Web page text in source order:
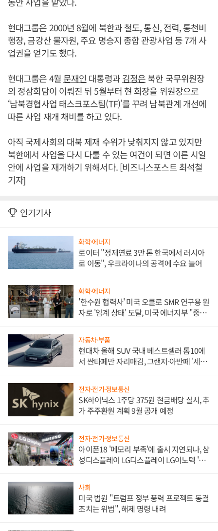
현대그룹은 2000년 8월에 북한과 철도, 통신, 전력, 통천비
행장, 금강산 물자원, 주요 명승지 종합 관광사업 등 7개 사
업권을 얻기도 했다.
현대그룹은 4월 문재인 대통령과김정은북한 국무위원장
의 정삼회담이 이뤄진 뒤 5월부터 현 회장을 위원장으로
‘남북경협사업 태스크포스팀(TF)’를 꾸려 남북관계 개선에
따른 사업 재개 채비를 하고 있다.
아직 국제사회의 대북 제재 수위가 낮춰지지 않고 있지만
북한에서 사업을 다시 다룰 수 있는 여건이 되면 이른 시일
안에 사업을 재개하기 위해서다. [비즈니스포스트 최석철
기자]
인기기사
화학·에너지
로이터 "정제연료 3만 톤 한국에서 러시아
로 이동", 우크라이나의 공격에 수요 늘어
화학·에너지
'한수원 협력사' 미국 오클로 SMR 연구용 원
자로 '임계 상태' 도달, 미국 에너지부 "중요
자동차·부품
현대차 올해 SUV 국내 베스트셀러 톱10에
서 싼타페만 자리매김, 그랜저·아반떼 '세단
전자·전기·정보통신
SK하이닉스 1주당 375원 현금배당 실시, 추
가 주주환원 계획 9월 공개 예정
전자·전기·정보통신
아이폰18 '메모리 부족'에 출시 지연되나, 삼
성디스플레이 LG디스플레이 LG이노텍 '탈
사회
미국 법원 "트럼프 정부 풍력 프로젝트 동결
조치는 위법", 해제 명령 내려